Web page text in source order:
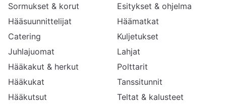
Sormukset & korut
Hääsuunnittelijat
Catering
Juhlajuomat
Hääkakut & herkut
Hääkukat
Hääkutsut
Esitykset & ohjelma
Häämatkat
Kuljetukset
Lahjat
Polttarit
Tanssitunnit
Teltat & kalusteet